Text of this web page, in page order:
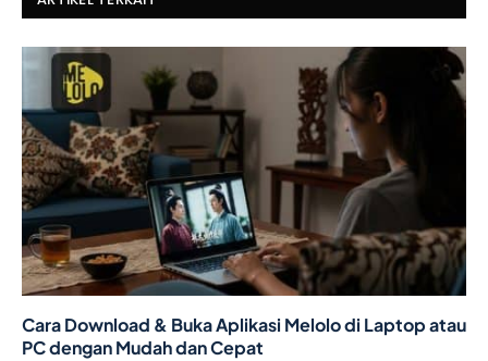
Cara Download & Buka Aplikasi Melolo di Laptop atau
PC dengan Mudah dan Cepat